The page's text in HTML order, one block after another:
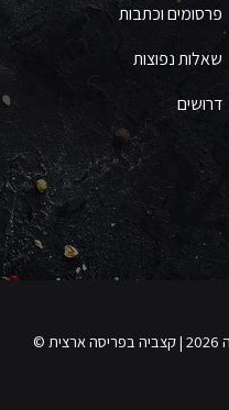
פרסומים וכתבות
שאלות נפוצות
דרושים
©